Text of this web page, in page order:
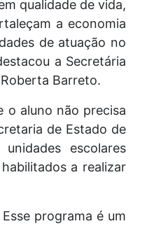
qualidade de vida,
a economia
de atuação no
a Secretária
Barreto.
o aluno não precisa
de Estado de
escolares
a realizar
programa é um